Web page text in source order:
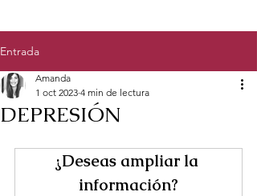
Entrada
DEPRESIÓN
Amanda
1 oct 2023 4 min de lectura
¿Deseas ampliar la
información?